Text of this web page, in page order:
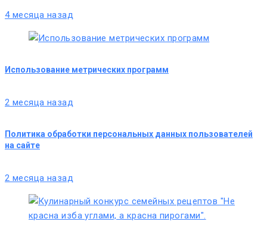
4 месяца назад
Использование метрических программ
2 месяца назад
Политика обработки персональных данных пользователей
на сайте
2 месяца назад